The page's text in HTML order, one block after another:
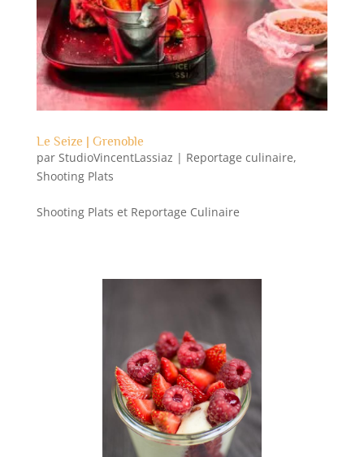
Le Seize | Grenoble
par StudioVincentLassiaz | Reportage culinaire,
Shooting Plats
Shooting Plats et Reportage Culinaire